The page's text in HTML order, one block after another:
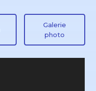
Galerie
photo